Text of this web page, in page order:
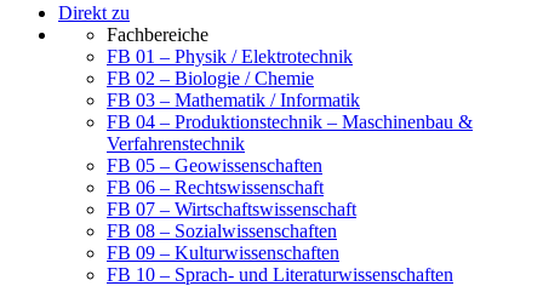
Direkt zu
Fachbereiche
FB 01 – Physik / Elektrotechnik
FB 02 – Biologie / Chemie
FB 03 – Mathematik / Informatik
FB 04 – Produktionstechnik – Maschinenbau &
Verfahrenstechnik
FB 05 – Geowissenschaften
FB 06 – Rechtswissenschaft
FB 07 – Wirtschaftswissenschaft
FB 08 – Sozialwissenschaften
FB 09 – Kulturwissenschaften
FB 10 – Sprach- und Literaturwissenschaften